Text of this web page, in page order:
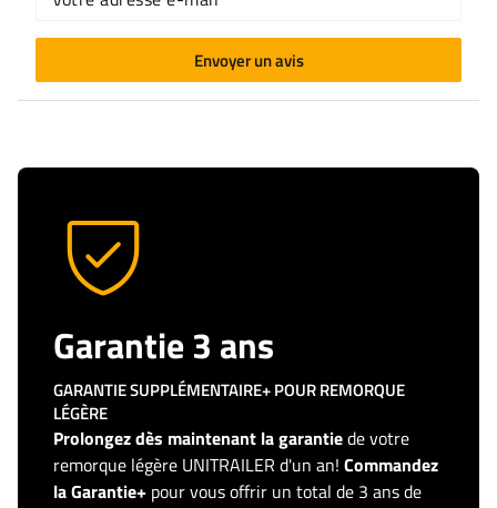
Envoyer un avis
Garantie 3 ans
GARANTIE SUPPLÉMENTAIRE+ POUR REMORQUE
LÉGÈRE
Prolongez dès maintenant la garantiede votre
remorque légère UNITRAILER d'un an! Commandez
la Garantie+ pour vous offrir un total de 3 ans de